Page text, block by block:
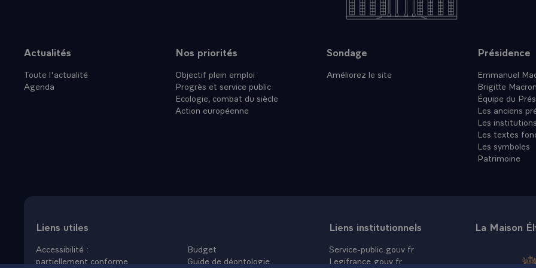
- Vive la France !\
Plan du site
Actualités
Toute l'actualité
Agenda
Nos priorités
Objectif plein emploi
Progrès et service public
Ecologie, combat du siècle
Action européenne
Sondage
Améliorez le site
Présidence
Emmanuel
Brigitte Macron
Équipe du
Les anciens
Les institutions
Les textes
Les symboles
Patrimoine
Liens utiles
Accessibilité :
partiellement conforme
Budget
Guide de déontologie
Liens institutionnels
Service-public.gouv.fr
Legifrance.gouv.fr
La Maison